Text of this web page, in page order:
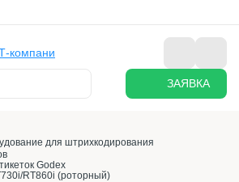
ЗАЯВКА
для штрихкодирования
Godex
RT860i (роторный)